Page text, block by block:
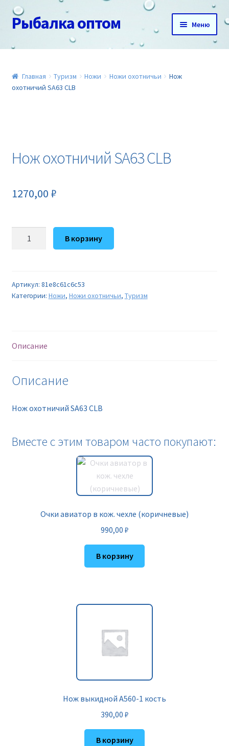
Перейти
к
навигации
Перейти
к
содержимому
Рыбалка оптом Меню
Главная
О нас
Новинки
Главная Туризм Ножи Ножи охотничьи
Нож
охотничий SA63 CLB
Нож охотничий SA63 CLB
1270,00 ₽
Количество
SA63
CLB
В корзину
Артикул: 81e8c61c6c53
Категории: Ножи, Ножи охотничьи, Туризм
Описание
Описание
Нож охотничий SA63 CLB
Вместе с этим товаром часто покупают:
Очки авиатор в кож. чехле (коричневые)
990,00 ₽
В корзину
Нож выкидной A560-1 кость
390,00 ₽
В корзину